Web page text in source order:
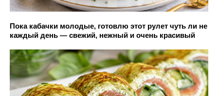
Пока кабачки молодые, готовлю этот рулет чуть ли не
каждый день — свежий, нежный и очень красивый